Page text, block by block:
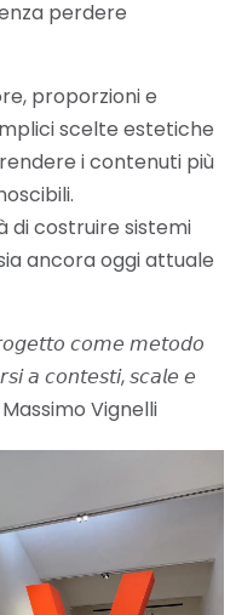
perdere
proporzioni e
scelte estetiche
i contenuti più
di costruire sistemi
ancora oggi attuale
𝘤𝘰𝘮𝘦 𝘮𝘦𝘵𝘰𝘥𝘰
𝘢 𝘤𝘰𝘯𝘵𝘦𝘴𝘵𝘪, 𝘴𝘤𝘢𝘭𝘦 𝘦
Massimo Vignelli